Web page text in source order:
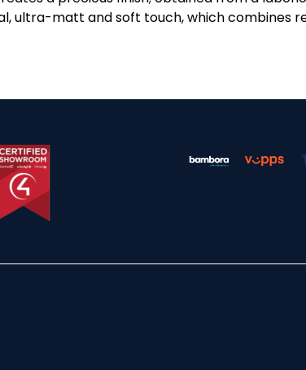
ultra-matt and soft touch, which combines